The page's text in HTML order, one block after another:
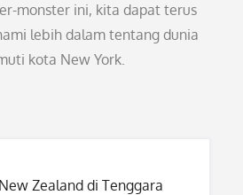
monster ini, kita dapat terus
lebih dalam tentang dunia
kota New York.
Zealand di Tenggara